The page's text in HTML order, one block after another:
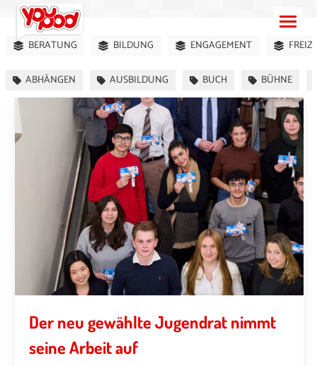
BERATUNG BILDUNG ENGAGEMENT
ABHÄNGEN AUSBILDUNG BUCH BÜHNE
Der neu gewählte Jugendrat nimmt
seine Arbeit auf